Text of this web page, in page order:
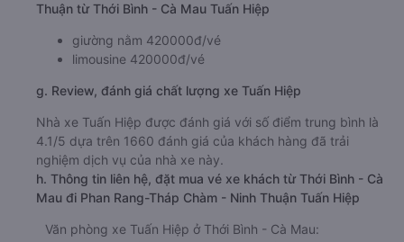
Thuận từ Thới Bình - Cà Mau Tuấn Hiệp
giường nằm 420000đ/vé
limousine 420000đ/vé
g. Review, đánh giá chất lượng xe Tuấn Hiệp
Nhà xe Tuấn Hiệp được đánh giá với số điểm trung bình là
4.1/5 dựa trên 1660 đánh giá của khách hàng đã trải
nghiệm dịch vụ của nhà xe này.
h. Thông tin liên hệ, đặt mua vé xe khách từ Thới Bình - Cà
Mau đi Phan Rang-Tháp Chàm - Ninh Thuận Tuấn Hiệp
Văn phòng xe Tuấn Hiệp ở Thới Bình - Cà Mau: